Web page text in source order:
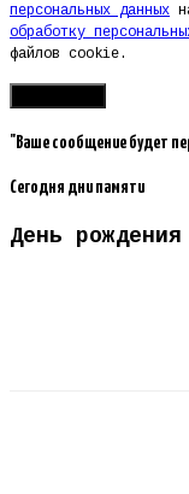
персональных данных
обработку
файлов cookie.
"Ваше сообщение будет
Сегодня дни памяти
День рождения